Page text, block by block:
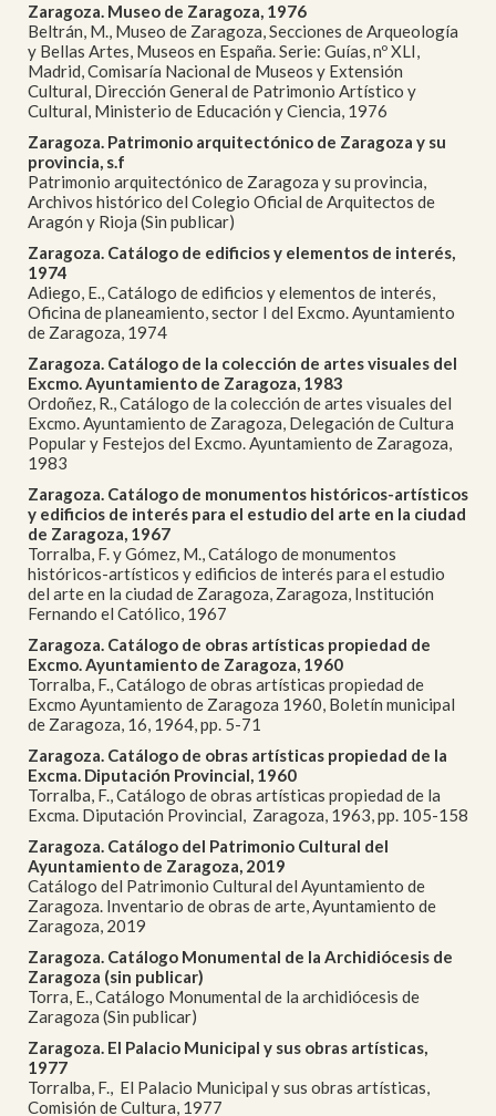
Zaragoza. Museo de Zaragoza, 1976
Beltrán, M., Museo de Zaragoza, Secciones de Arqueología
y Bellas Artes, Museos en España. Serie: Guías, nº XLI,
Madrid, Comisaría Nacional de Museos y Extensión
Cultural, Dirección General de Patrimonio Artístico y
Cultural, Ministerio de Educación y Ciencia, 1976
Zaragoza. Patrimonio arquitectónico de Zaragoza y su
provincia, s.f
Patrimonio arquitectónico de Zaragoza y su provincia,
Archivos histórico del Colegio Oficial de Arquitectos de
Aragón y Rioja (Sin publicar)
Zaragoza. Catálogo de edificios y elementos de interés,
1974
Adiego, E., Catálogo de edificios y elementos de interés,
Oficina de planeamiento, sector I del Excmo. Ayuntamiento
de Zaragoza, 1974
Zaragoza. Catálogo de la colección de artes visuales del
Excmo. Ayuntamiento de Zaragoza, 1983
Ordoñez, R., Catálogo de la colección de artes visuales del
Excmo. Ayuntamiento de Zaragoza, Delegación de Cultura
Popular y Festejos del Excmo. Ayuntamiento de Zaragoza,
1983
Zaragoza. Catálogo de monumentos históricos-artísticos
y edificios de interés para el estudio del arte en la ciudad
de Zaragoza, 1967
Torralba, F. y Gómez, M., Catálogo de monumentos
históricos-artísticos y edificios de interés para el estudio
del arte en la ciudad de Zaragoza, Zaragoza, Institución
Fernando el Católico, 1967
Zaragoza. Catálogo de obras artísticas propiedad de
Excmo. Ayuntamiento de Zaragoza, 1960
Torralba, F., Catálogo de obras artísticas propiedad de
Excmo Ayuntamiento de Zaragoza 1960, Boletín municipal
de Zaragoza, 16, 1964, pp. 5-71
Zaragoza. Catálogo de obras artísticas propiedad de la
Excma. Diputación Provincial, 1960
Torralba, F., Catálogo de obras artísticas propiedad de la
Excma. Diputación Provincial, Zaragoza, 1963, pp. 105-158
Zaragoza. Catálogo del Patrimonio Cultural del
Ayuntamiento de Zaragoza, 2019
Catálogo del Patrimonio Cultural del Ayuntamiento de
Zaragoza. Inventario de obras de arte, Ayuntamiento de
Zaragoza, 2019
Zaragoza. Catálogo Monumental de la Archidiócesis de
Zaragoza (sin publicar)
Torra, E., Catálogo Monumental de la archidiócesis de
Zaragoza (Sin publicar)
Zaragoza. El Palacio Municipal y sus obras artísticas,
1977
Torralba, F., El Palacio Municipal y sus obras artísticas,
Comisión de Cultura, 1977